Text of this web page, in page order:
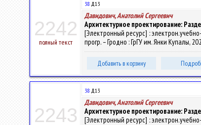
2242
полный текст
38 Д13
Давидович, Анатолий Сергеевич
Архитектурное проектирование:
[Электронный ресурс] :
прогр. – Гродно : ГрГУ им. Янки Купалы,
Добавить в корзину
2243
38 Д13
Давидович, Анатолий Сергеевич
Архитектурное проектирование:
[Электронный ресурс] :